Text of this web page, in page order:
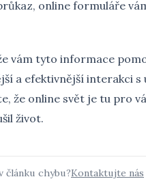
online formuláře
vám tyto informace
a efektivnější interakci s
že online svět je tu pro
život.
článku chybu?Kontaktujte nás